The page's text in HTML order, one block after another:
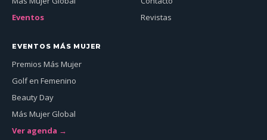
Eventos
Revistas
EVENTOS MÁS MUJER
Premios Más Mujer
Golf en Femenino
Beauty Day
Más Mujer Global
Ver agenda →